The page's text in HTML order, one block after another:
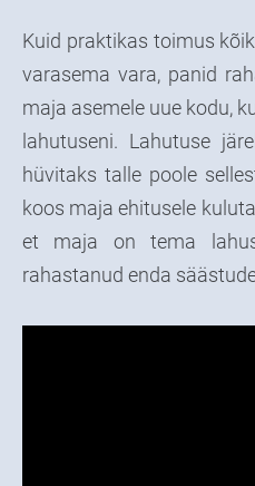
Kuid praktikas toimus
varasema vara, panid
maja asemele uue kodu,
lahutuseni. Lahutuse
hüvitaks talle poole
koos maja ehitusele
et maja on tema
rahastanud enda